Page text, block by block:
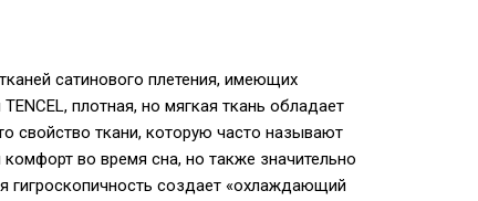
сатинового плетения, имеющих
плотная, но мягкая ткань обладает
свойство ткани, которую часто называют
во время сна, но также значительно
гигроскопичность создает «охлаждающий